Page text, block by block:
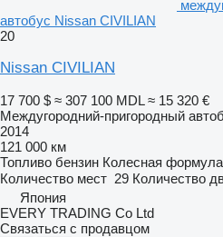
автобус Nissan CIVILIAN
20
Nissan CIVILIAN
17 700 $ ≈ 307 100 MDL ≈ 15 320 €
Междугородний-пригородный
2014
121 000 км
Топливо бензин Колесная формула
Количество мест 29 Количество
Япония
EVERY TRADING Co Ltd
Связаться с продавцом